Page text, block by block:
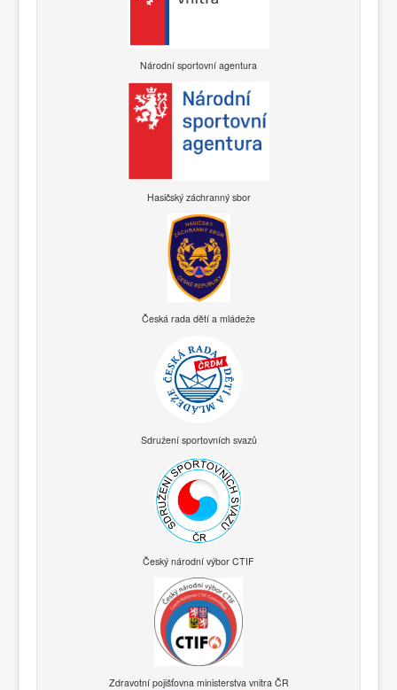
Národní sportovní agentura
Hasičský záchranný sbor
Česká rada dětí a mládeže
Sdružení sportovních svazů
Český národní výbor CTIF
Zdravotní pojišťovna ministerstva vnitra ČR